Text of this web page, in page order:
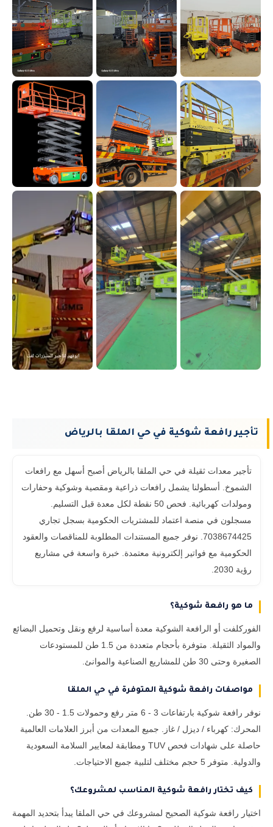
تأجير رافعة شوكية في حي الملقا بالرياض
تأجير معدات ثقيلة في حي الملقا بالرياض أصبح أسهل مع رافعات
الشموخ. أسطولنا يشمل رافعات ذراعية ومقصية وشوكية وحفارات
ومولدات كهربائية. فحص 50 نقطة لكل معدة قبل التسليم.
مسجلون في منصة اعتماد للمشتريات الحكومية بسجل تجاري
7038674425. نوفر جميع المستندات المطلوبة للمناقصات والعقود
الحكومية مع فواتير إلكترونية معتمدة. خبرة واسعة في مشاريع
رؤية 2030.
ما هو رافعة شوكية؟
الفوركلفت أو الرافعة الشوكية معدة أساسية لرفع ونقل وتحميل البضائع
والمواد الثقيلة. متوفرة بأحجام متعددة من 1.5 طن للمستودعات
الصغيرة وحتى 30 طن للمشاريع الصناعية والموانئ.
مواصفات رافعة شوكية المتوفرة في حي الملقا
نوفر رافعة شوكية بارتفاعات 3 - 6 متر رفع وحمولات 1.5 - 30 طن.
المحرك: كهرباء / ديزل / غاز. جميع المعدات من أبرز العلامات العالمية
حاصلة على شهادات فحص TUV ومطابقة لمعايير السلامة السعودية
والدولية. متوفر 5 حجم مختلف لتلبية جميع الاحتياجات.
كيف تختار رافعة شوكية المناسب لمشروعك؟
اختيار رافعة شوكية الصحيح لمشروعك في حي الملقا يبدأ بتحديد المهمة